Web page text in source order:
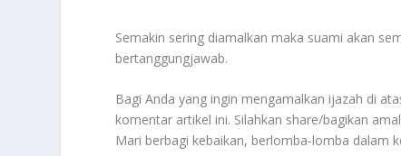
Semakin sering diamalkan maka suami akan
bertanggungjawab.
Bagi Anda yang ingin mengamalkan ijazah di
komentar artikel ini. Silahkan share/bagikan
Mari berbagi kebaikan, berlomba-lomba dalam